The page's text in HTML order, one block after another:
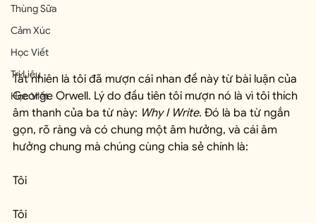
Thùng Sữa
Cảm Xúc
Học Viết
Trị Liệu
Học Viết
Tất nhiên là tôi đã mượn cái nhan đề này từ bài luận của
George Orwell. Lý do đầu tiên tôi mượn nó là vì tôi thích
âm thanh của ba từ này: Why I Write. Đó là ba từ ngắn
gọn, rõ ràng và có chung một âm hưởng, và cái âm
hưởng chung mà chúng cùng chia sẻ chính là:
Tôi
Tôi